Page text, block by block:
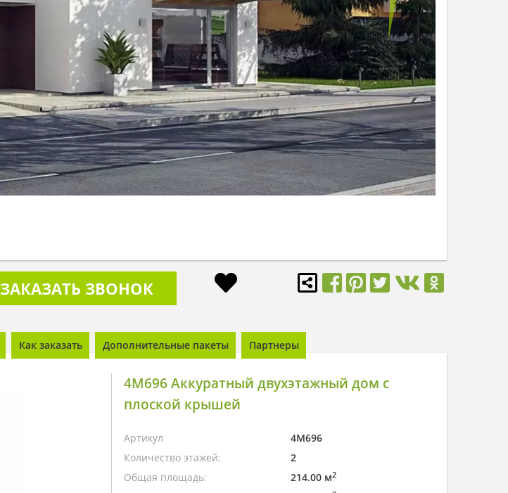
ЗАКАЗАТЬ ЗВОНОК
Как заказать Дополнительные пакеты Партнеры
4M696 Аккуратный двухэтажный дом с
плоской крышей
Артикул
4M696
Количество этажей:
2
Общая площадь:
214.00 м2